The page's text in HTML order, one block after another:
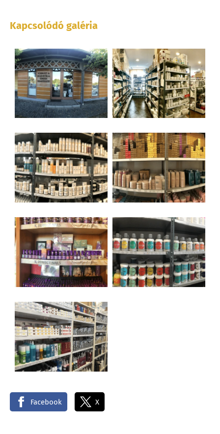
Kapcsolódó galéria
Facebook X